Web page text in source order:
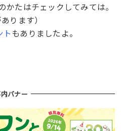
かたはチェックしてみては。
ります）
もありましたよ。
バナー